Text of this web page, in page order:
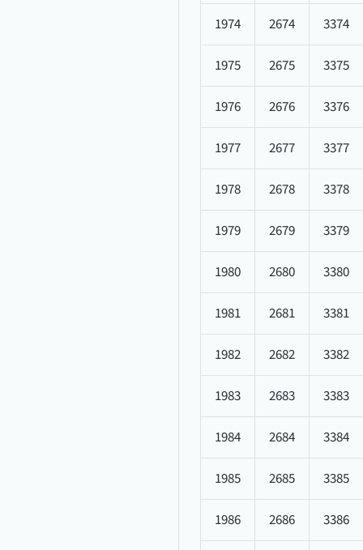
1974 2674 3374
1975 2675 3375
1976 2676 3376
1977 2677 3377
1978 2678 3378
1979 2679 3379
1980 2680 3380
1981 2681 3381
1982 2682 3382
1983 2683 3383
1984 2684 3384
1985 2685 3385
1986 2686 3386